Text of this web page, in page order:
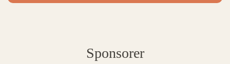
Sponsorer